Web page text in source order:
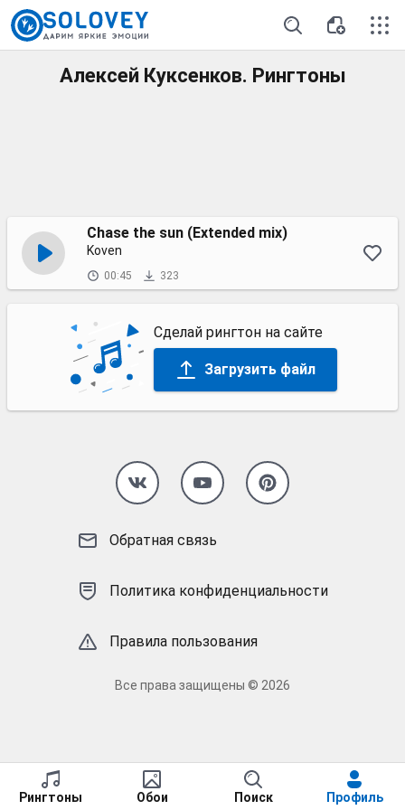
Алексей Куксенков. Рингтоны
Chase the sun (Extended mix)
Koven
00:45 323
Сделай рингтон на сайте
Загрузить файл
Обратная связь
Политика конфиденциальности
Правила пользования
Все права защищены © 2026
Рингтоны Обои Поиск Профиль